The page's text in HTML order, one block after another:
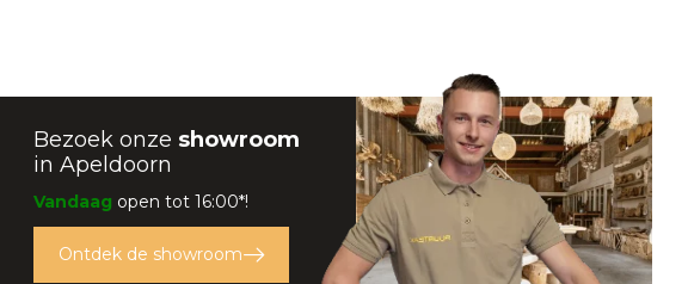
Bezoek onze showroom
in Apeldoorn
Vandaag open tot 16:00*!
Ontdek de showroom